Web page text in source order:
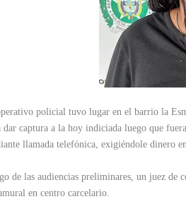
policial tuvo lugar en el barrio la
dar captura a la hoy indiciada luego que
llamada telefónica, exigiéndole dinero
de las audiencias preliminares, un juez de
en centro carcelario.